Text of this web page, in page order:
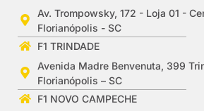
Av. Trompowsky, 172 - Loja 01 -
Florianópolis - SC
F1 TRINDADE
Avenida Madre Benvenuta, 399
Florianópolis – SC
F1 NOVO CAMPECHE